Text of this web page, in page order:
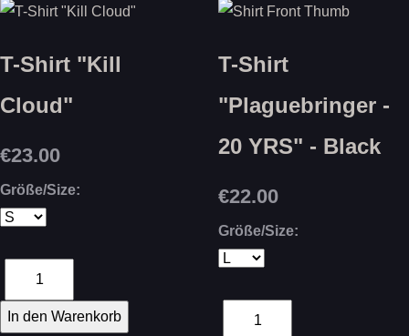
T-Shirt "Kill
Cloud"
€23.00
Größe/Size:
T-Shirt
"Plaguebringer -
20 YRS" - Black
€22.00
Größe/Size: